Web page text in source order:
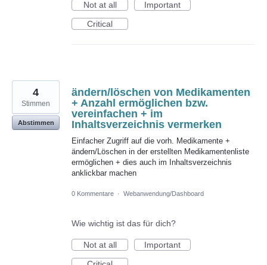
Not at all
Important
Critical
ändern/löschen von Medikamenten
+ Anzahl ermöglichen bzw.
vereinfachen + im
Inhaltsverzeichnis vermerken
Einfacher Zugriff auf die vorh. Medikamente +
ändern/Löschen in der erstellten Medikamentenliste
ermöglichen + dies auch im Inhaltsverzeichnis
anklickbar machen
4
Stimmen
Abstimmen
0 Kommentare · Webanwendung/Dashboard
Wie wichtig ist das für dich?
Not at all
Important